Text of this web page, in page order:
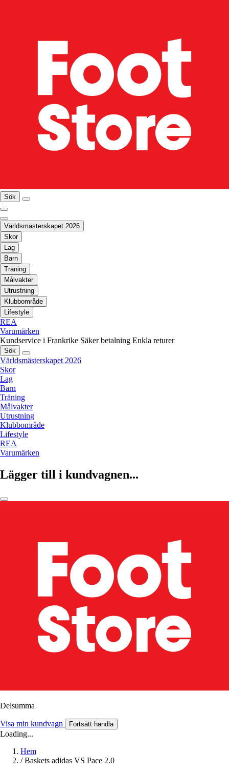
Sök
Världsmästerskapet 2026
Skor
Lag
Barn
Träning
Målvakter
Utrustning
Klubbområde
Lifestyle
REA
Varumärken
Kundservice i Frankrike Säker betalning Enkla returer
Sök
Världsmästerskapet 2026
Skor
Lag
Barn
Träning
Målvakter
Utrustning
Klubbområde
Lifestyle
REA
Varumärken
Lägger till i kundvagnen...
Delsumma
Visa min kundvagn Fortsätt handla
Loading...
Hem
/ Baskets adidas VS Pace 2.0